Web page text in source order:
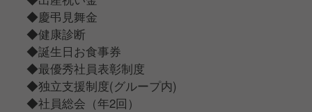
◆慶弔見舞金
◆健康診断
◆誕生日お食事券
◆最優秀社員表彰制度
◆独立支援制度(グループ内)
◆社員総会（年2回）